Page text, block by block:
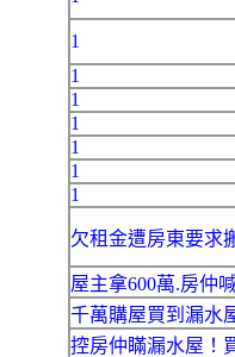
1
1
1
1
1
1
1
欠租金遭房東要求
屋主拿600萬.房仲
千萬購屋買到漏水
控房仲瞞漏水屋！